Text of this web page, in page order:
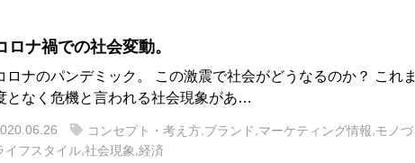
ロナ禍での社会変動。
ロナのパンデミック。 この激震で社会がどうなるのか？ これ
となく危機と言われる社会現象があ…
コンセプト・考え方,ブランド,マーケティング情報,モノづ
イフスタイル,社会現象,経済